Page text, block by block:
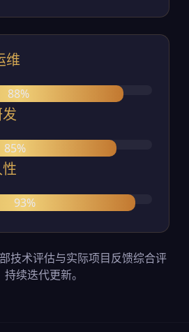
维
88%
85%
93%
技术评估与实际项目反馈综合评
持续迭代更新。